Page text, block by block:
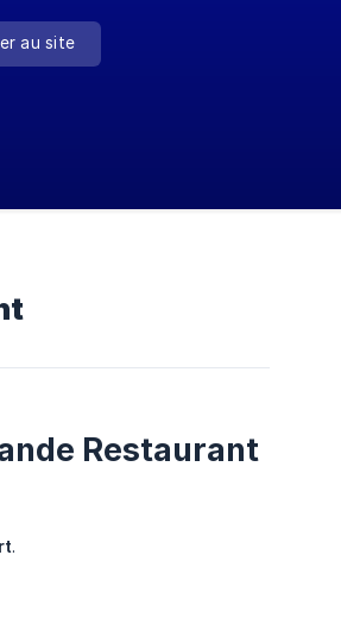
au site
Restaurant
.